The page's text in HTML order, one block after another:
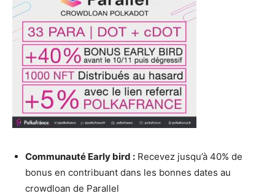
Communauté Early bird : Recevez jusqu’à 40% de
bonus en contribuant dans les bonnes dates au
crowdloan de Parallel